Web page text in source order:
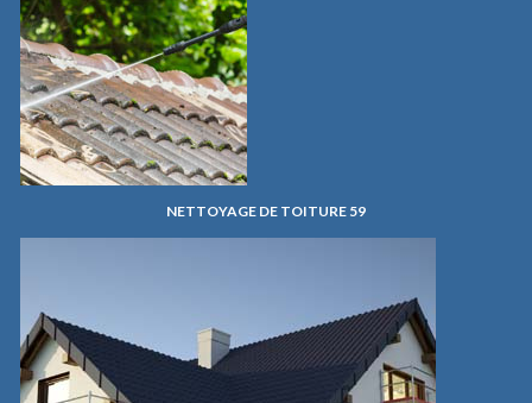
NETTOYAGE DE TOITURE 59